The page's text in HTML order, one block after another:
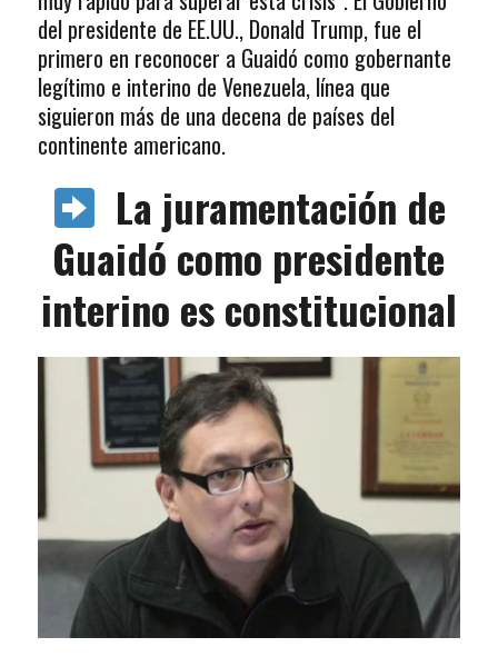
del presidente de EE.UU., Donald Trump, fue el
primero en reconocer a Guaidó como gobernante
legítimo e interino de Venezuela, línea que
siguieron más de una decena de países del
continente americano.
La juramentación de
Guaidó como presidente
interino es constitucional